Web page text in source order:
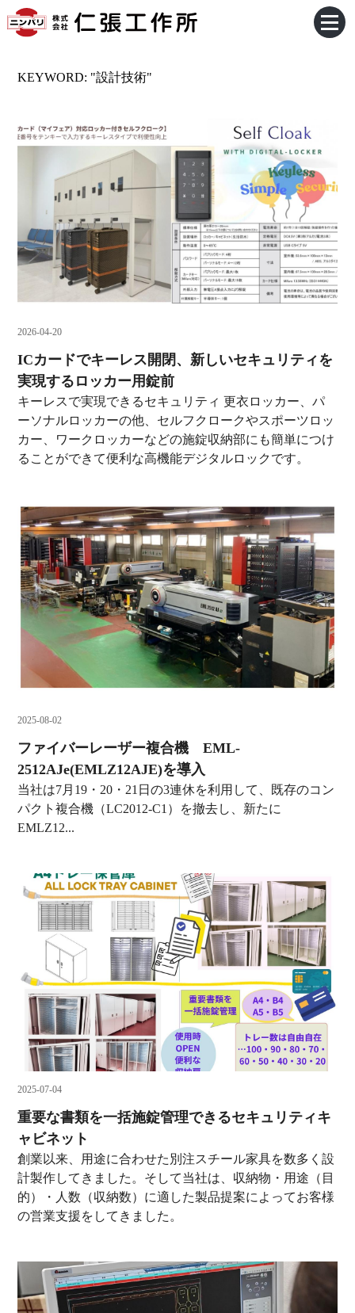
KEYWORD: "設計技術"
2026-04-20
ICカードでキーレス開閉、新しいセキュリティを
実現するロッカー用錠前
キーレスで実現できるセキュリティ 更衣ロッカー、パ
ーソナルロッカーの他、セルフクロークやスポーツロッ
カー、ワークロッカーなどの施錠収納部にも簡単につけ
ることができて便利な高機能デジタルロックです。
2025-08-02
ファイバーレーザー複合機 EML-
2512AJe(EMLZ12AJE)を導入
当社は7月19・20・21日の3連休を利用して、既存のコン
パクト複合機（LC2012-C1）を撤去し、新たに
EMLZ12...
2025-07-04
重要な書類を一括施錠管理できるセキュリティキ
ャビネット
創業以来、用途に合わせた別注スチール家具を数多く設
計製作してきました。そして当社は、収納物・用途（目
的）・人数（収納数）に適した製品提案によってお客様
の営業支援をしてきました。